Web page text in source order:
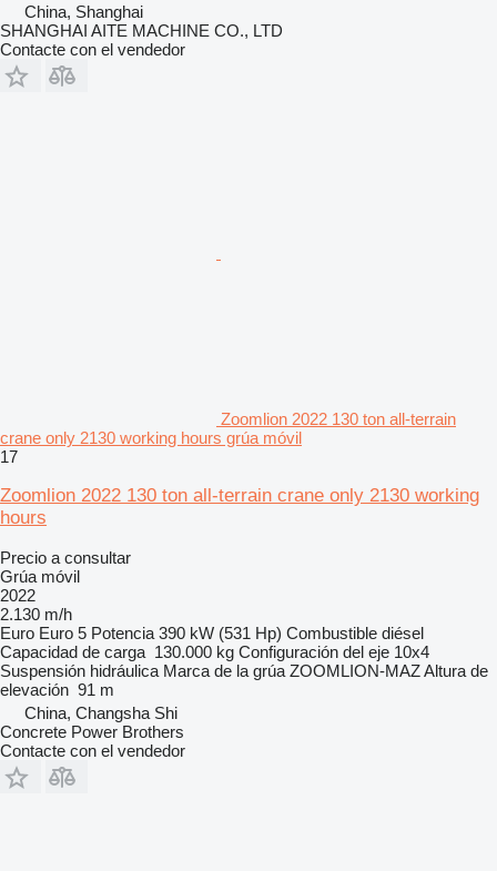
China, Shanghai
SHANGHAI AITE MACHINE CO., LTD
Contacte con el vendedor
Zoomlion 2022 130 ton all-terrain
crane only 2130 working hours grúa móvil
17
Zoomlion 2022 130 ton all-terrain crane only 2130 working
hours
Precio a consultar
Grúa móvil
2022
2.130 m/h
Euro Euro 5 Potencia 390 kW (531 Hp) Combustible diésel
Capacidad de carga 130.000 kg Configuración del eje 10x4
Suspensión hidráulica Marca de la grúa ZOOMLION-MAZAltura de
elevación 91 m
China, Changsha Shi
Concrete Power Brothers
Contacte con el vendedor